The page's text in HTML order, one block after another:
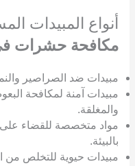
أنواع المبيدات
مكافحة حشرات
مبيدات ضد الصراصير
مبيدات آمنة لمكافحة
والمغلقة.
مواد متخصصة للقضاء على
بالبيئة.
مبيدات حيوية للتخلص من